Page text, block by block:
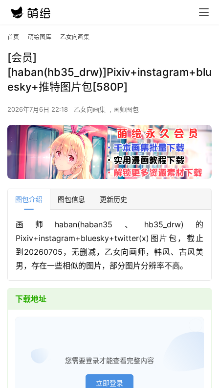
首页 萌绘图库 乙女向画集
[会员]
[haban(hb35_drw)]Pixiv+instagram+blu
esky+推特图片包[580P]
2026年7月6日 22:18 乙女向画集 , 画师图包
图包介绍 图包信息 更新历史
画师haban(haban35、hb35_drw)的
Pixiv+instagram+bluesky+twitter(x)图片包，截止
到20260705，无删减，乙女向画师，韩风、古风美
男，存在一些相似的图片，部分图片分辨率不高。
下载地址
您需要登录才能查看完整内容
立即登录